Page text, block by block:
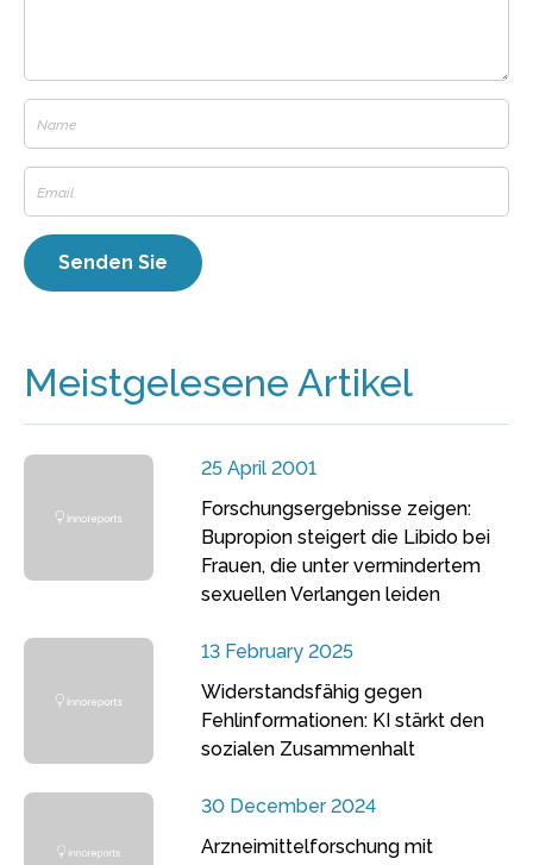
Meistgelesene Artikel
25 April 2001
Forschungsergebnisse zeigen:
Bupropion steigert die Libido bei
Frauen, die unter vermindertem
sexuellen Verlangen leiden
13 February 2025
Widerstandsfähig gegen
Fehlinformationen: KI stärkt den
sozialen Zusammenhalt
30 December 2024
Arzneimittelforschung mit